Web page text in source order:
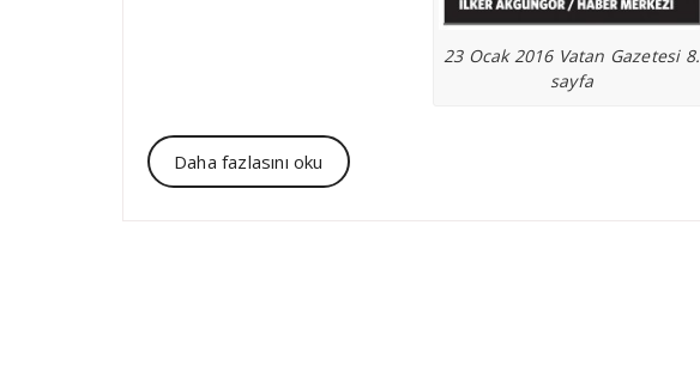
23 Ocak 2016 Vatan Gazetesi 8.
sayfa
Daha fazlasını oku